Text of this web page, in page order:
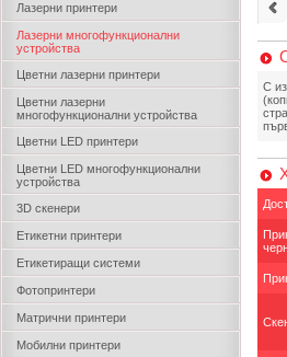
Лазерни принтери
Лазерни многофункционални
устройства
Цветни лазерни принтери
Цветни лазерни
многофункционални устройства
Цветни LED принтери
Цветни LED многофункционални
устройства
3D скенери
Етикетни принтери
Етикетиращи системи
Фотопринтери
Матрични принтери
Мобилни принтери
С